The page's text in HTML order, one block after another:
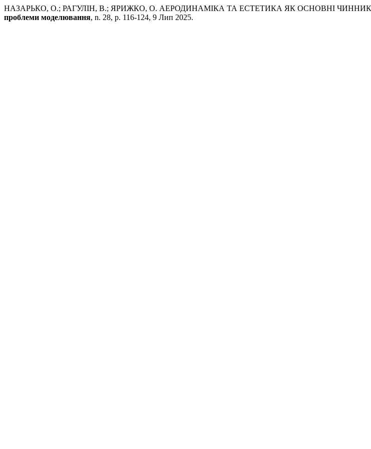
НАЗАРЬКО, О.; РАГУЛІН, В.; ЯРИЖКО, О. АЕРОДИНАМІКА ТА ЕСТЕТИКА ЯК ОСНОВНІ
проблеми моделювання, n. 28, p. 116-124, 9 Лип 2025.